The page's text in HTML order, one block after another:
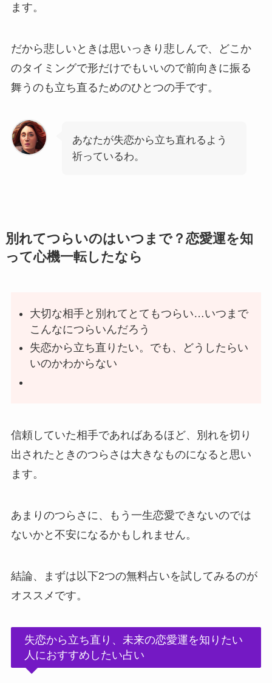
ます。
だから悲しいときは思いっきり悲しんで、どこか
のタイミングで形だけでもいいので前向きに振る
舞うのも立ち直るためのひとつの手です。
あなたが失恋から立ち直れるよう
祈っているわ。
別れてつらいのはいつまで？恋愛運を知
って心機一転したなら
大切な相手と別れてとてもつらい…いつまで
こんなにつらいんだろう
失恋から立ち直りたい。でも、どうしたらい
いのかわからない
信頼していた相手であればあるほど、別れを切り
出されたときのつらさは大きなものになると思い
ます。
あまりのつらさに、もう一生恋愛できないのでは
ないかと不安になるかもしれません。
結論、まずは以下2つの無料占いを試してみるのが
オススメです。
失恋から立ち直り、未来の恋愛運を知りたい
人におすすめしたい占い